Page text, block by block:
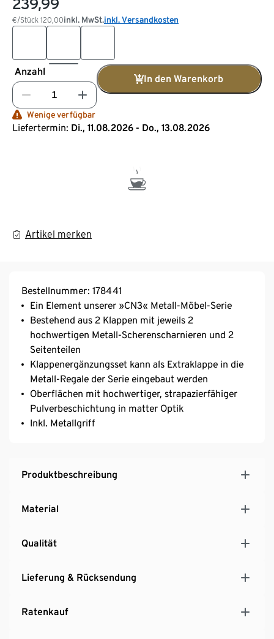
239,99
€/Stück 120,00inkl. MwSt.inkl. Versandkosten
Anzahl
In den Warenkorb
Wenige verfügbar
Liefertermin: Di., 11.08.2026 - Do., 13.08.2026
Artikel merken
Bestellnummer: 178441
Ein Element unserer »CN3« Metall-Möbel-Serie
Bestehend aus 2 Klappen mit jeweils 2
hochwertigen Metall-Scherenscharnieren und 2
Seitenteilen
Klappenergänzungsset kann als Extraklappe in die
Metall-Regale der Serie eingebaut werden
Oberflächen mit hochwertiger, strapazierfähiger
Pulverbeschichtung in matter Optik
Inkl. Metallgriff
Produktbeschreibung
Material
Qualität
Lieferung & Rücksendung
Ratenkauf